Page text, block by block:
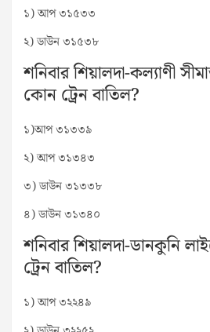
১) আপ ৩১৫৩৩
২) ডাউন ৩১৫৩৮
শনিবার শিয়ালদা-কল্যাণী
কোন ট্রেন বাতিল?
১)আপ ৩১৩৩৯
২) আপ ৩১৩৪৩
৩) ডাউন ৩১৩৩৮
৪) ডাউন ৩১৩৪০
শনিবার শিয়ালদা-ডানকুনি
ট্রেন বাতিল?
১) আপ ৩২২৪৯